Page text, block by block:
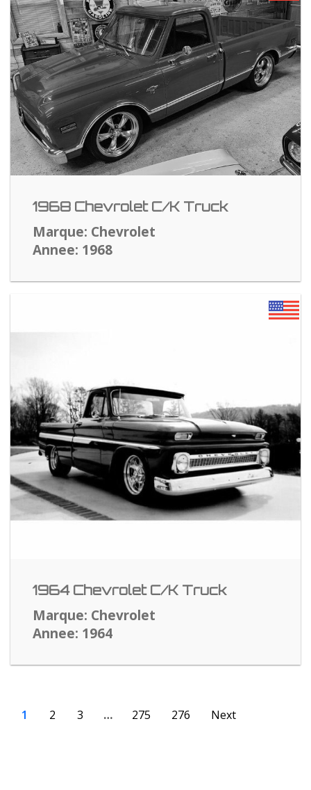
1968 Chevrolet C/K Truck
Marque: Chevrolet
Annee: 1968
1964 Chevrolet C/K Truck
Marque: Chevrolet
Annee: 1964
1 2 3 … 275 276 Next